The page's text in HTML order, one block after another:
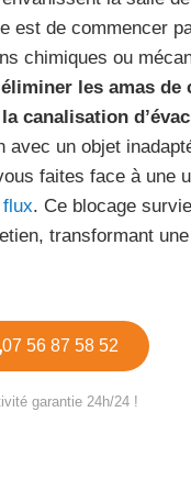
est de commencer
chimiques ou
les amas de
canalisation
un objet
faites face à une
. Ce blocage
transformant
07 56 87 58 52
garantie 24h/24 !